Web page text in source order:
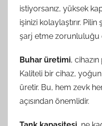
istiyorsanız, yüksek
işinizi kolaylaştırır.
şarj etme zorunluluğu
Buhar üretimi,
Kaliteli bir cihaz,
üretir. Bu, hem zevk
açısından önemlidir.